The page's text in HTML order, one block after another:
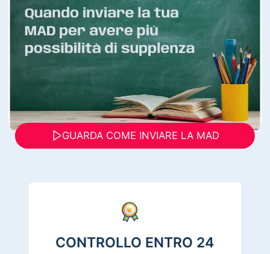
GUARDA COME INVIARE LA MAD
CONTROLLO ENTRO 24